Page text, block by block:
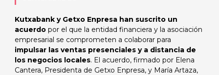
Kutxabank y Getxo Enpresa han suscrito un
acuerdo por el que la entidad financiera y la asociación
empresarial se comprometen a colaborar para
impulsar las ventas presenciales y a distancia de
los negocios locales. El acuerdo, firmado por Elena
Cantera, Presidenta de Getxo Enpresa, y María Artaza,